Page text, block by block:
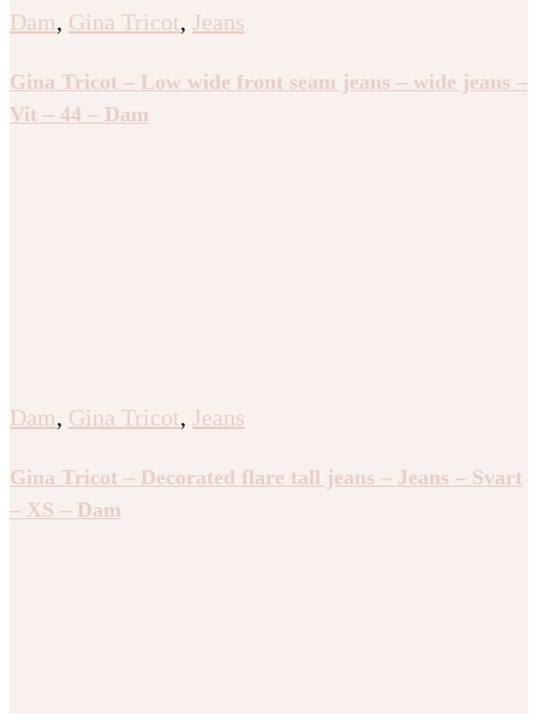
Dam, Gina Tricot, Jeans
Gina Tricot – Low wide front seam jeans – wide jeans –
Vit – 44 – Dam
Dam, Gina Tricot, Jeans
Gina Tricot – Decorated flare tall jeans – Jeans – Svart
– XS – Dam